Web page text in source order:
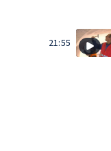
21:55